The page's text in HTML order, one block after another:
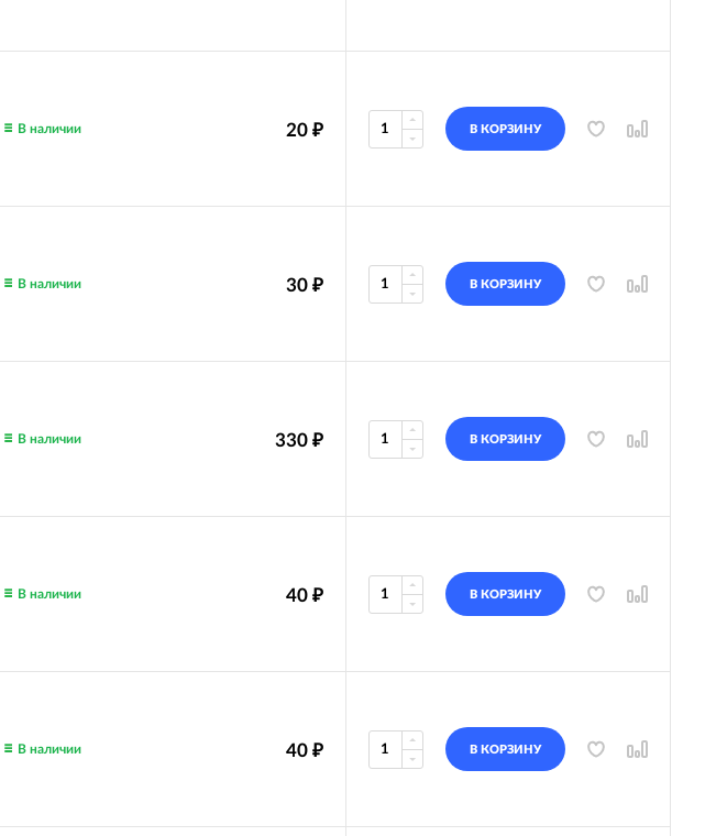
20 ₽
В наличии В КОРЗИНУ
30 ₽
В наличии В КОРЗИНУ
330 ₽
В наличии В КОРЗИНУ
40 ₽
В наличии В КОРЗИНУ
40 ₽
В наличии В КОРЗИНУ